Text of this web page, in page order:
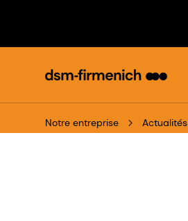
Notre entreprise Actualités